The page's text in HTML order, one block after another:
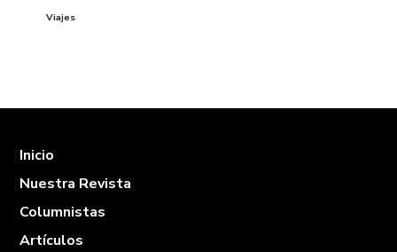
Viajes
Inicio
Nuestra Revista
Columnistas
Artículos